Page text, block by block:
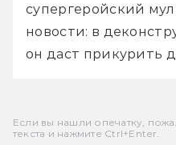
супергеройский
новости: в
он даст прикурить
Если вы нашли опечатку,
текста и нажмите Ctrl+Enter.